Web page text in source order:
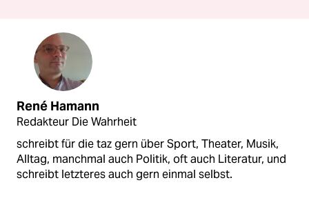
René Hamann
Redakteur Die Wahrheit
schreibt für die taz gern über Sport, Theater, Musik,
Alltag, manchmal auch Politik, oft auch Literatur, und
schreibt letzteres auch gern einmal selbst.